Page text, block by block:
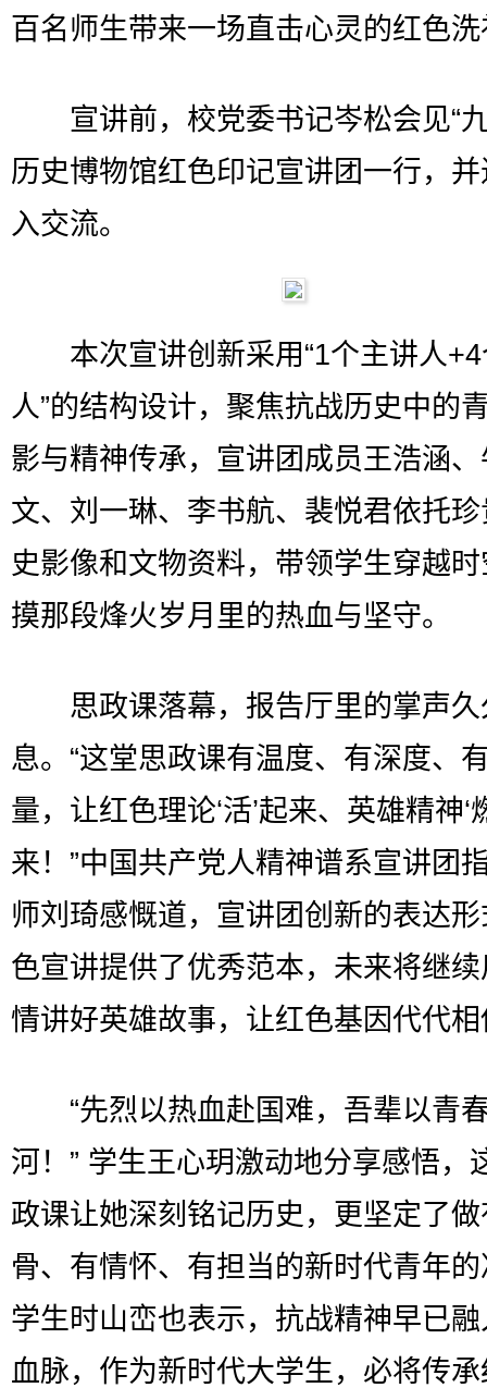
百名师生带来一场直击心灵的红色
宣讲前，校党委书记岑松会见“九
历史博物馆红色印记宣讲团一行，
入交流。
本次宣讲创新采用“1个主讲人+4
人”的结构设计，聚焦抗战历史中的
影与精神传承，宣讲团成员王浩涵
文、刘一琳、李书航、裴悦君依托
史影像和文物资料，带领学生穿越
摸那段烽火岁月里的热血与坚守。
思政课落幕，报告厅里的掌声久
息。“这堂思政课有温度、有深度、
量，让红色理论‘活’起来、英雄精神‘
来！”中国共产党人精神谱系宣讲团
师刘琦感慨道，宣讲团创新的表达
色宣讲提供了优秀范本，未来将继
情讲好英雄故事，让红色基因代代
“先烈以热血赴国难，吾辈以青
河！” 学生王心玥激动地分享感悟，
政课让她深刻铭记历史，更坚定了
骨、有情怀、有担当的新时代青年
学生时山峦也表示，抗战精神早已
血脉，作为新时代大学生，必将传